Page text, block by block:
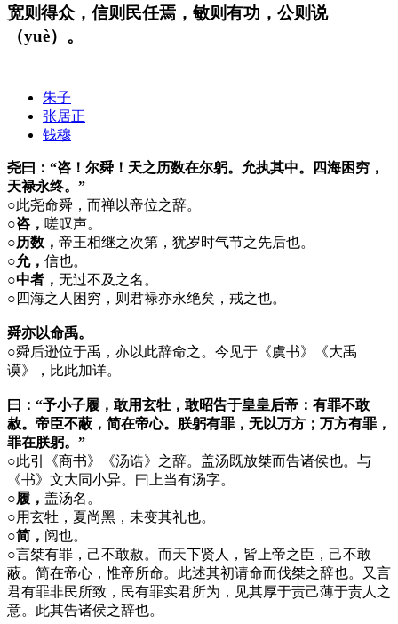
宽则得众，信则民任焉，敏则有功，公则说
（yuè）。
朱子
张居正
钱穆
尧曰：“咨！尔舜！天之历数在尔躬。允执其中。四海困穷，
天禄永终。”
○此尧命舜，而禅以帝位之辞。
○咨， 嗟叹声。
○历数， 帝王相继之次第，犹岁时气节之先后也。
○允， 信也。
○中者， 无过不及之名。
○ 四海之人困穷，则君禄亦永绝矣，戒之也。
舜亦以命禹。
○舜后逊位于禹，亦以此辞命之。今见于《虞书》《大禹
谟》，比此加详。
曰：“予小子履，敢用玄牡，敢昭告于皇皇后帝：有罪不敢
赦。帝臣不蔽，简在帝心。朕躬有罪，无以万方；万方有罪，
罪在朕躬。”
○此引《商书》《汤诰》之辞。盖汤既放桀而告诸侯也。与
《书》文大同小异。曰上当有汤字。
○履， 盖汤名。
○用玄牡，夏尚黑，未变其礼也。
○简， 阅也。
○言桀有罪，己不敢赦。而天下贤人，皆上帝之臣，己不敢
蔽。简在帝心，惟帝所命。此述其初请命而伐桀之辞也。又言
君有罪非民所致，民有罪实君所为，见其厚于责己薄于责人之
意。此其告诸侯之辞也。